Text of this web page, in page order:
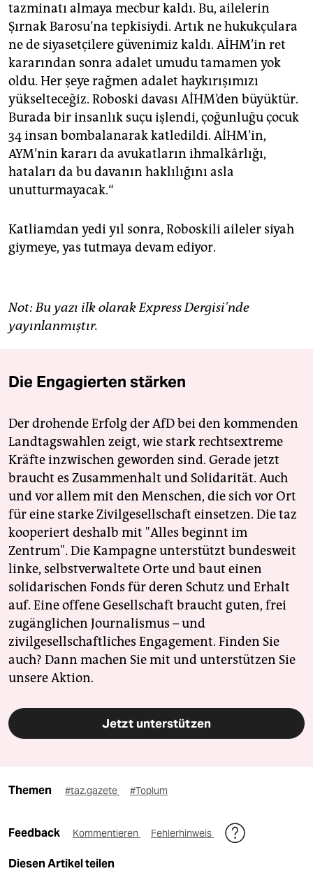
tazminatı almaya mecbur kaldı. Bu, ailelerin
Şırnak Barosu’na tepkisiydi. Artık ne hukukçulara
ne de siyasetçilere güvenimiz kaldı. AİHM’in ret
kararından sonra adalet umudu tamamen yok
oldu. Her şeye rağmen adalet haykırışımızı
yükselteceğiz. Roboski davası AİHM’den büyüktür.
Burada bir insanlık suçu işlendi, çoğunluğu çocuk
34 insan bombalanarak katledildi. AİHM’in,
AYM’nin kararı da avukatların ihmalkârlığı,
hataları da bu davanın haklılığını asla
unutturmayacak.“
Katliamdan yedi yıl sonra, Roboskili aileler siyah
giymeye, yas tutmaya devam ediyor.
Not: Bu yazı ilk olarak Express Dergisi'nde
yayınlanmıştır.
Die Engagierten stärken
Der drohende Erfolg der AfD bei den kommenden
Landtagswahlen zeigt, wie stark rechtsextreme
Kräfte inzwischen geworden sind. Gerade jetzt
braucht es Zusammenhalt und Solidarität. Auch
und vor allem mit den Menschen, die sich vor Ort
für eine starke Zivilgesellschaft einsetzen. Die taz
kooperiert deshalb mit "Alles beginnt im
Zentrum". Die Kampagne unterstützt bundesweit
linke, selbstverwaltete Orte und baut einen
solidarischen Fonds für deren Schutz und Erhalt
auf. Eine offene Gesellschaft braucht guten, frei
zugänglichen Journalismus – und
zivilgesellschaftliches Engagement. Finden Sie
auch? Dann machen Sie mit und unterstützen Sie
unsere Aktion.
Jetzt unterstützen
Themen #taz.gazete #Toplum
Feedback Kommentieren Fehlerhinweis
Diesen Artikel teilen